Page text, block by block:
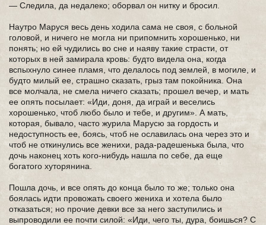
— Следила, да недалеко; оборвал он нитку и бросил.
Наутро Маруся весь день ходила сама не своя, с больной
головой, и ничего не могла ни припомнить хорошенько, ни
понять; но ей чудились во сне и наяву такие страсти, от
которых в ней замирала кровь: будто видела она, когда
вспыхнуло синее пламя, что делалось под землей, в могиле, и
будто милый ее, страшно сказать, грыз там покойника. Она
все молчала, не смела ничего сказать; прошел вечер, и мать
ее опять посылает: «Иди, доня, да играй и веселись
хорошенько, чтоб любо было и тебе, и другим». А мать,
которая, бывало, часто журила Марусю за гордость и
недоступность ее, боясь, чтоб не ославилась она через это и
чтоб не откинулись все женихи, рада-радешенька была, что
дочь наконец хоть кого-нибудь нашла по себе, да еще
богатого хуторянина.
Пошла дочь, и все опять до конца было то же; только она
боялась идти провожать своего жениха и хотела было
отказаться; но прочие девки все за него заступились и
выпроводили ее почти силой: «Иди, чего ты, дура, боишься? С